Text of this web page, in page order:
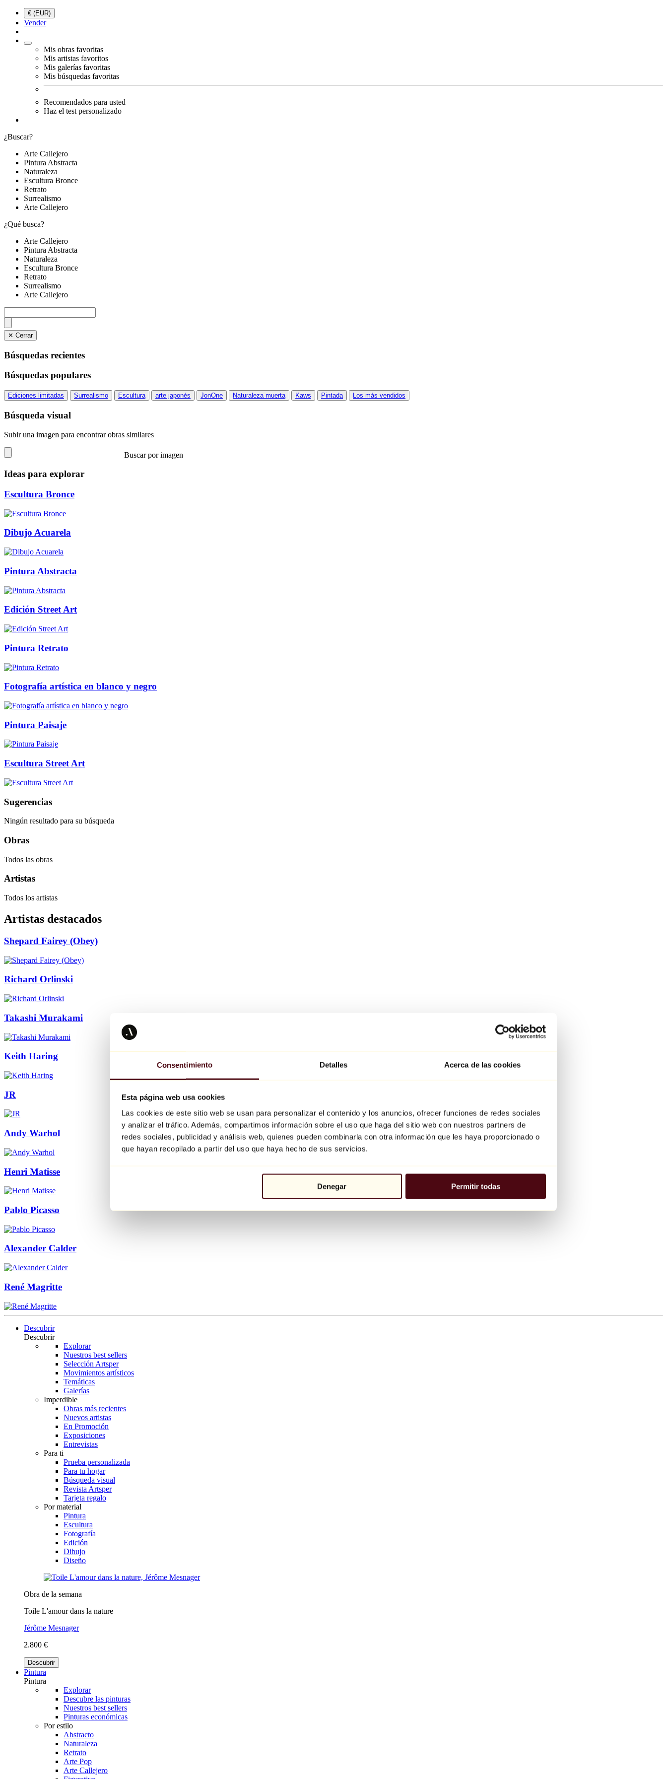
Consentimiento Detalles Acerca de las cookies
Esta página web usa cookies
Las cookies de este sitio web se usan para personalizar el contenido y los anuncios, ofrecer funciones de redes sociales
y analizar el tráfico. Además, compartimos información sobre el uso que haga del sitio web con nuestros partners de
redes sociales, publicidad y análisis web, quienes pueden combinarla con otra información que les haya proporcionado o
que hayan recopilado a partir del uso que haya hecho de sus servicios.
Denegar Permitir todas
€ (EUR)
Vender
Mis obras favoritas
Mis artistas favoritos
Mis galerías favoritas
Mis búsquedas favoritas
Recomendados para usted
Haz el test personalizado
¿Buscar?
Arte Callejero
Pintura Abstracta
Naturaleza
Escultura Bronce
Retrato
Surrealismo
Arte Callejero
¿Qué busca?
Arte Callejero
Pintura Abstracta
Naturaleza
Escultura Bronce
Retrato
Surrealismo
Arte Callejero
✕ Cerrar
Búsquedas recientes
Búsquedas populares
Ediciones limitadas Surrealismo Escultura arte japonés JonOne Naturaleza muerta Kaws Pintada Los más vendidos
Búsqueda visual
Subir una imagen para encontrar obras similares
Buscar por imagen
Ideas para explorar
Escultura Bronce
Dibujo Acuarela
Pintura Abstracta
Edición Street Art
Pintura Retrato
Fotografía artística en blanco y negro
Pintura Paisaje
Escultura Street Art
Sugerencias
Ningún resultado para su búsqueda
Obras
Todos las obras
Artistas
Todos los artistas
Artistas destacados
Shepard Fairey (Obey)
Richard Orlinski
Takashi Murakami
Keith Haring
JR
Andy Warhol
Henri Matisse
Pablo Picasso
Alexander Calder
René Magritte
Descubrir
Descubrir
Explorar
Nuestros best sellers
Selección Artsper
Movimientos artísticos
Temáticas
Galerías
Imperdible
Obras más recientes
Nuevos artistas
En Promoción
Exposiciones
Entrevistas
Para ti
Prueba personalizada
Para tu hogar
Búsqueda visual
Revista Artsper
Tarjeta regalo
Por material
Pintura
Escultura
Fotografía
Edición
Dibujo
Diseño
Obra de la semana
Toile L'amour dans la nature
Jérôme Mesnager
2.800 €
Descubrir
Pintura
Pintura
Explorar
Descubre las pinturas
Nuestros best sellers
Pinturas económicas
Por estilo
Abstracto
Naturaleza
Retrato
Arte Pop
Arte Callejero